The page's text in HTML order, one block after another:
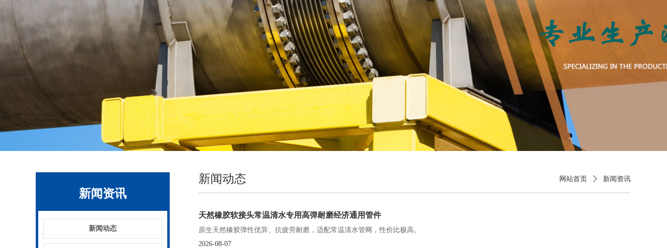
新闻资讯
新闻动态
新闻动态 网站首页 ꄲ 新闻资讯
天然橡胶软接头常温清水专用高弹耐磨经济通用管件
原生天然橡胶弹性优异、抗疲劳耐磨，适配常温清水管网，性价比极高。
2026-08-07